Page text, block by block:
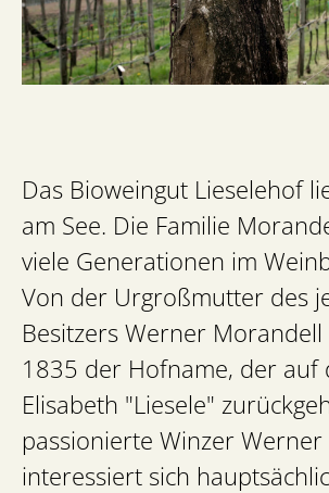
Das Bioweingut Lieselehof
am See. Die Familie
viele Generationen im
Von der Urgroßmutter des
Besitzers Werner
1835 der Hofname, der auf
Elisabeth "Liesele"
passionierte Winzer
interessiert sich